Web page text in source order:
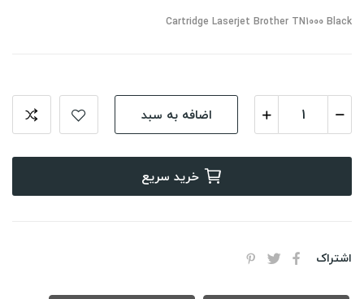
Cartridge Laserjet Brother TN1000 Black
اضافه به سبد
خرید سریع
اشتراک